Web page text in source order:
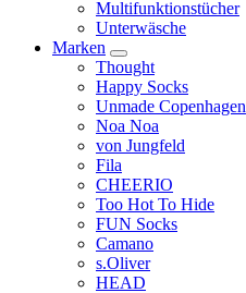
Multifunktionstücher
Unterwäsche
Marken
Thought
Happy Socks
Unmade Copenhagen
Noa Noa
von Jungfeld
Fila
CHEERIO
Too Hot To Hide
FUN Socks
Camano
s.Oliver
HEAD